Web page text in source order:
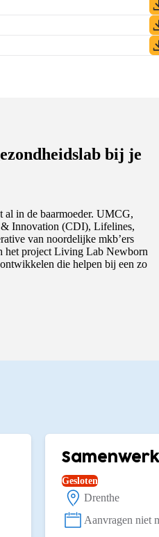
bij je
al in de baarmoeder. UMCG,
Innovation (CDI), Lifelines,
van noordelijke mkb’ers
het project Living Lab Newborn
die helpen bij een zo
Gesloten
Locatie:
Drenthe
Status:
Aanvragen niet